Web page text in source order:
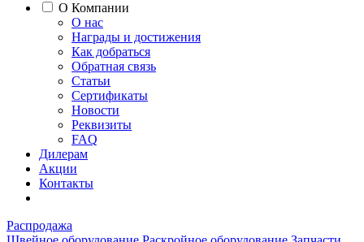
О Компании
О нас
Награды и достижения
Как добраться
Обратная связь
Статьи
Сертификаты
Новости
Реквизиты
FAQ
Дилерам
Акции
Контакты
Распродажа